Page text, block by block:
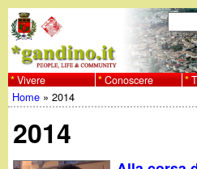
al
contenuto
w
w
F
o
r
C
e
r
c
Vivere Conoscere
Tu
sei
Home »2014
2014